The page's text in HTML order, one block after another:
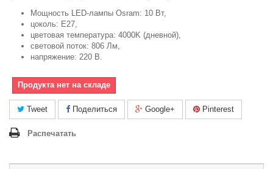
Мощность LED-лампы Osram: 10 Вт,
цоколь: Е27,
цветовая температура: 4000K (дневной),
световой поток: 806 Лм,
напряжение: 220 В.
Продукта нет на складе
Tweet Поделиться Google+ Pinterest
Распечатать